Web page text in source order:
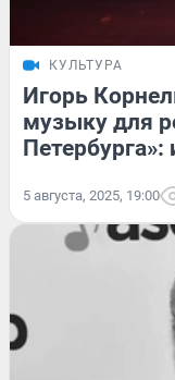
КУЛЬТУРА
Игорь
музыку для
5 августа, 2025, 19:00